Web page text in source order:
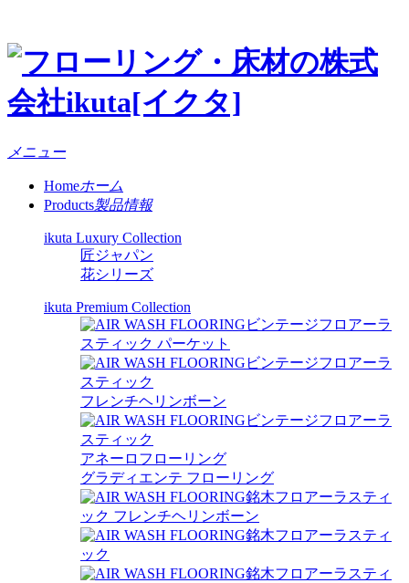
メニュー
Homeホーム
Products製品情報
ikuta Luxury Collection
匠ジャパン
花シリーズ
ikuta Premium Collection
ビンテージフロアーラ
スティック パーケット
ビンテージフロアーラ
スティック
フレンチヘリンボーン
ビンテージフロアーラ
スティック
アネーロフローリング
グラディエンテ フローリング
銘木フロアーラスティ
ック フレンチヘリンボーン
銘木フロアーラスティ
ック
銘木フロアーラスティ